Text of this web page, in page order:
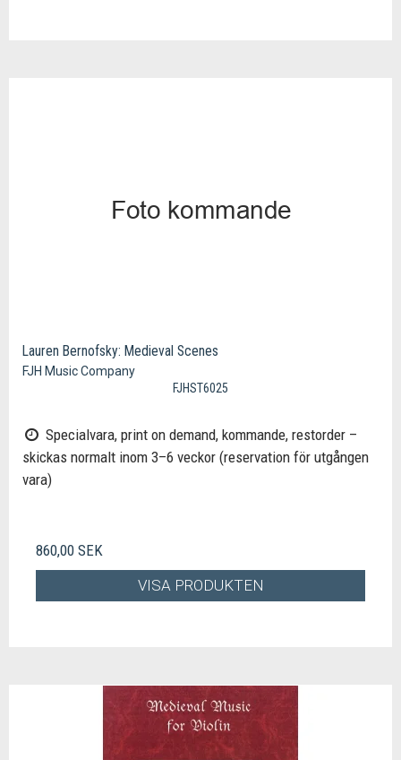
Lauren Bernofsky: Medieval Scenes
FJH Music Company
FJHST6025
Specialvara, print on demand, kommande, restorder –
skickas normalt inom 3–6 veckor (reservation för utgången
vara)
860,00 SEK
VISA PRODUKTEN